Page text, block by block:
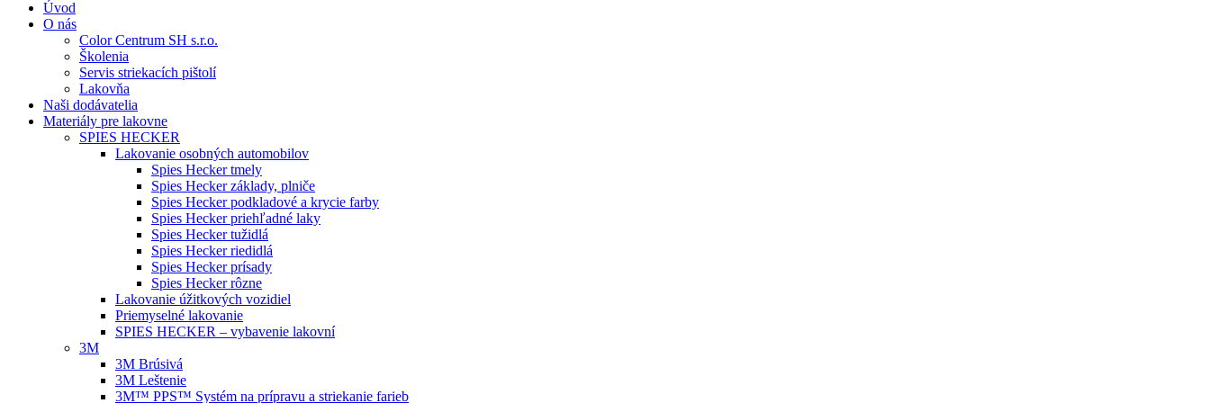
Úvod
O nás
Color Centrum SH s.r.o.
Školenia
Servis striekacích pištolí
Lakovňa
Naši dodávatelia
Materiály pre lakovne
SPIES HECKER
Lakovanie osobných automobilov
Spies Hecker tmely
Spies Hecker základy, plniče
Spies Hecker podkladové a krycie farby
Spies Hecker priehľadné laky
Spies Hecker tužidlá
Spies Hecker riedidlá
Spies Hecker prísady
Spies Hecker rôzne
Lakovanie úžitkových vozidiel
Priemyselné lakovanie
SPIES HECKER – vybavenie lakovní
3M
3M Brúsivá
3M Leštenie
3M™ PPS™ Systém na prípravu a striekanie farieb